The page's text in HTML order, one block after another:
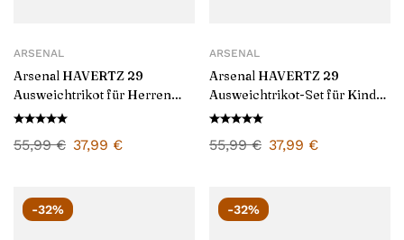
ARSENAL
Arsenal HAVERTZ 29
Ausweichtrikot für Herren
2024/25
55,99€ 37,99 €
ARSENAL
Arsenal HAVERTZ 29
Ausweichtrikot-Set für Kinder
2024/25
55,99€ 37,99 €
-32% -32%